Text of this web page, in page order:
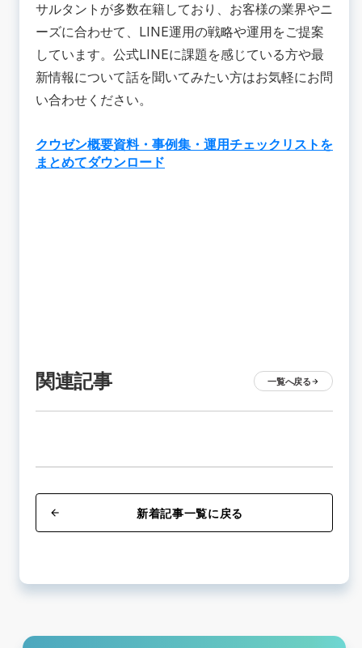
サルタントが多数在籍しており、お客様の業界やニ
ーズに合わせて、LINE運用の戦略や運用をご提案
しています。公式LINEに課題を感じている方や最
新情報について話を聞いてみたい方はお気軽にお問
い合わせください。
クウゼン概要資料・事例集・運用チェックリストを
まとめてダウンロード
関連記事 一覧へ戻る arrow_forward
arrow_back 新着記事一覧に戻る